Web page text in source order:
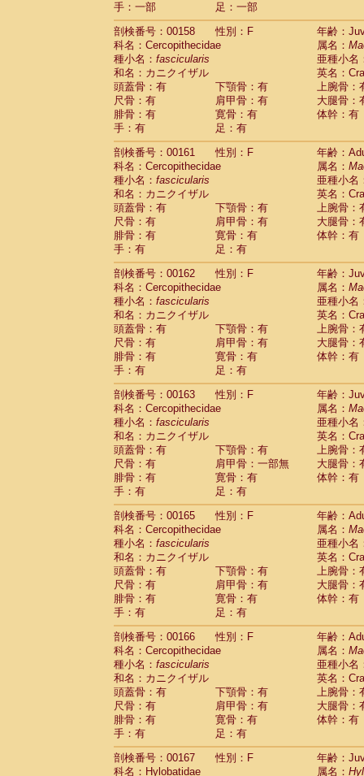
手：一部
足：一部
剖検番号：00158
性別：F
年齢：
科名：Cercopithecidae
属名：
種小名： fascicularis
亜種小名
和名：カニクイザル
英名：
頭蓋骨：有
下顎骨：有
上腕骨：
尺骨：有
肩甲骨：有
大腿骨：
腓骨：有
寛骨：有
体幹：有
手：有
足：有
剖検番号：00161
性別：F
年齢：
科名：Cercopithecidae
属名：
種小名： fascicularis
亜種小名
和名：カニクイザル
英名：
頭蓋骨：有
下顎骨：有
上腕骨：
尺骨：有
肩甲骨：有
大腿骨：
腓骨：有
寛骨：有
体幹：有
手：有
足：有
剖検番号：00162
性別：F
年齢：
科名：Cercopithecidae
属名：
種小名： fascicularis
亜種小名
和名：カニクイザル
英名：
頭蓋骨：有
下顎骨：有
上腕骨：
尺骨：有
肩甲骨：有
大腿骨：
腓骨：有
寛骨：有
体幹：有
手：有
足：有
剖検番号：00163
性別：F
年齢：
科名：Cercopithecidae
属名：
種小名： fascicularis
亜種小名
和名：カニクイザル
英名：
頭蓋骨：有
下顎骨：有
上腕骨：
尺骨：有
肩甲骨：一部無
大腿骨：
腓骨：有
寛骨：有
体幹：有
手：有
足：有
剖検番号：00165
性別：F
年齢：
科名：Cercopithecidae
属名：
種小名： fascicularis
亜種小名
和名：カニクイザル
英名：
頭蓋骨：有
下顎骨：有
上腕骨：
尺骨：有
肩甲骨：有
大腿骨：
腓骨：有
寛骨：有
体幹：有
手：有
足：有
剖検番号：00166
性別：F
年齢：
科名：Cercopithecidae
属名：
種小名： fascicularis
亜種小名
和名：カニクイザル
英名：
頭蓋骨：有
下顎骨：有
上腕骨：
尺骨：有
肩甲骨：有
大腿骨：
腓骨：有
寛骨：有
体幹：有
手：有
足：有
剖検番号：00167
性別：F
年齢：
科名：Hylobatidae
属名：